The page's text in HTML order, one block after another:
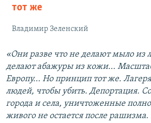
тот же
Владимир Зеленский
«Они разве что не делают мыло из
делают абажуры из кожи...
Европу... Но принцип тот же.
людей, чтобы убить. Депортация.
города и села, уничтоженные
живого не остается после